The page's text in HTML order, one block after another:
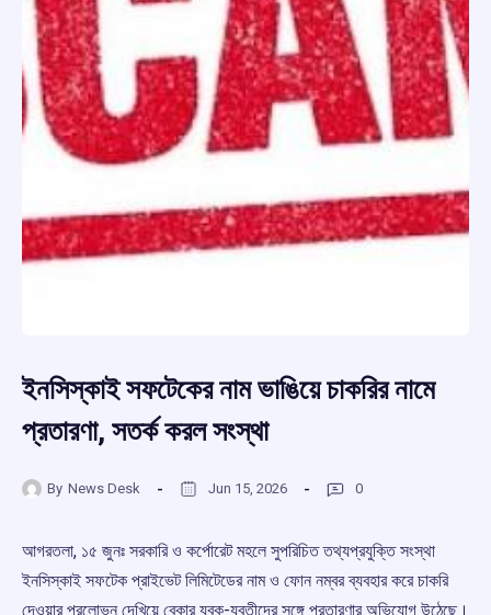
ইনসিস্কাই সফটেকের নাম ভাঙিয়ে চাকরির নামে
প্রতারণা, সতর্ক করল সংস্থা
By News Desk Jun 15, 2026 0
আগরতলা, ১৫ জুনঃ সরকারি ও কর্পোরেট মহলে সুপরিচিত তথ্যপ্রযুক্তি সংস্থা
ইনসিস্কাই সফটেক প্রাইভেট লিমিটেডের নাম ও ফোন নম্বর ব্যবহার করে চাকরি
দেওয়ার প্রলোভন দেখিয়ে বেকার যুবক-যুবতীদের সঙ্গে প্রতারণার অভিযোগ উঠেছে।